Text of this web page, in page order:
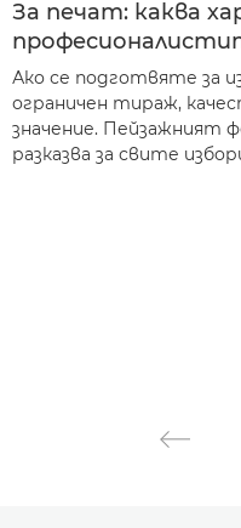
За печат: каква
Ако се подготвяте за
ограничен тираж,
значение. Пейзажният
разказва за свите